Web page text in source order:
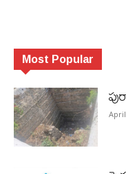
Most Popular